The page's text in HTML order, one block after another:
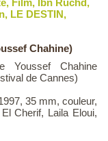
, Film, Ibn Ruchd,
, LE DESTIN,
Chahine)
Youssef Chahine
de Cannes)
35 mm, couleur,
Cherif, Laila Eloui,